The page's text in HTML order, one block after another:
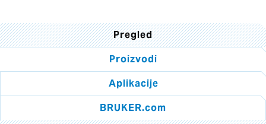
Pregled
Proizvodi
Aplikacije
BRUKER.com